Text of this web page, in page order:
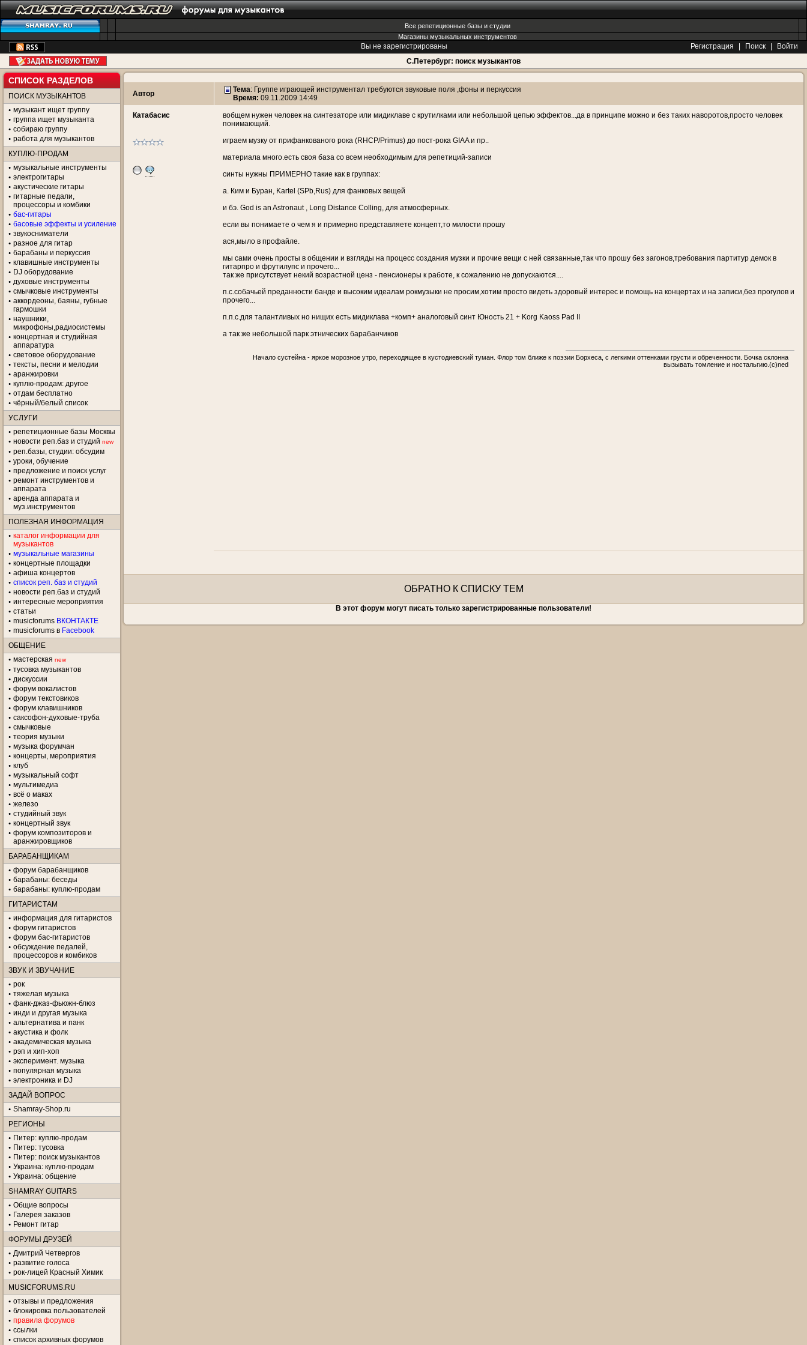
Все репетиционные базы и студии
Магазины музыкальных инструментов
Вы не зарегистрированы Регистрация Поиск
Войти
С.Петербург: поиск музыкантов
СПИСОК РАЗДЕЛОВ
ПОИСК МУЗЫКАНТОВ
музыкант ищет группу
группа ищет музыканта
собираю группу
работа для музыкантов
КУПЛЮ-ПРОДАМ
музыкальные инструменты
электрогитары
акустические гитары
гитарные педали,
процессоры и комбики
бас-гитары
басовые эффекты и усиление
звукосниматели
разное для гитар
барабаны и перкуссия
клавишные инструменты
DJ оборудование
духовые инструменты
смычковые инструменты
аккордеоны, баяны, губные
гармошки
наушники,
микрофоны,радиосистемы
концертная и студийная
аппаратура
световое оборудование
тексты, песни и мелодии
аранжировки
куплю-продам: другое
отдам бесплатно
чёрный/белый список
УСЛУГИ
репетиционные базы Москвы
новости реп.баз и студий new
реп.базы, студии: обсудим
уроки, обучение
предложение и поиск услуг
ремонт инструментов и
аппарата
аренда аппарата и
муз.инструментов
ПОЛЕЗНАЯ ИНФОРМАЦИЯ
каталог информации для
музыкантов
музыкальные магазины
концертные площадки
aфиша концертов
список реп. баз и студий
новости реп.баз и студий
интересные мероприятия
статьи
musicforums ВКОНТАКТЕ
musicforums в Facebook
ОБЩЕНИЕ
мастерская new
тусовка музыкантов
дискуссии
форум вокалистов
форум текстовиков
форум клавишников
саксофон-духовые-труба
смычковые
теория музыки
музыка форумчан
концерты, мероприятия
клуб
музыкальный софт
мультимедиа
всё о маках
железо
студийный звук
концертный звук
форум композиторов и
аранжировщиков
БАРАБАНЩИКАМ
форум барабанщиков
барабаны: беседы
барабаны: куплю-продам
ГИТАРИСТАМ
информация для гитаристов
форум гитаристов
форум бас-гитаристов
обсуждение педалей,
процессоров и комбиков
ЗВУК И ЗВУЧАНИЕ
рок
тяжелая музыка
фанк-джаз-фьюжн-блюз
инди и другая музыка
альтернатива и панк
акустика и фолк
академическая музыка
рэп и хип-хоп
эксперимент. музыка
популярная музыка
электроника и DJ
ЗАДАЙ ВОПРОС
Shamray-Shop.ru
РЕГИОНЫ
Питер: куплю-продам
Питер: тусовка
Питер: поиск музыкантов
Украина: куплю-продам
Украина: общение
SHAMRAY GUITARS
Общие вопросы
Галерея заказов
Ремонт гитар
ФОРУМЫ ДРУЗЕЙ
Дмитрий Четвергов
развитие голоса
рок-лицей Красный Химик
MUSICFORUMS.RU
отзывы и предложения
блокировка пользователей
правила форумов
ссылки
список архивных форумов
Автор Тема: Группе играющей инструментал требуются звуковые поля ,фоны и перкуссия
Время: 09.11.2009 14:49
Катабасис
вобщем нужен человек на синтезаторе или мидиклаве с крутилками или небольшой цепью эффектов...да в принципе можно и без таких наворотов,просто человек
понимающий.
играем музку от прифанкованого рока (RHCP/Primus) до пост-рока GIAA и пр..
материала много.есть своя база со всем необходимым для репетиций-записи
синты нужны ПРИМЕРНО такие как в группах:
а. Ким и Буран, Kartel (SPb,Rus) для фанковых вещей
и бэ. God is an Astronaut , Long Distance Colling, для атмосферных.
если вы понимаете о чем я и примерно представляете концепт,то милости прошу
ася,мыло в профайле.
мы сами очень просты в общении и взгляды на процесс создания музки и прочие вещи с ней связанные,так что прошу без загонов,требования партитур демок в
гитарпро и фрутилупс и прочего...
так же присутствует некий возрастной ценз - пенсионеры к работе, к сожалению не допускаются....
п.с.собачьей преданности банде и высоким идеалам рокмузыки не просим,хотим просто видеть здоровый интерес и помощь на концертах и на записи,без прогулов и
прочего...
п.п.с.для талантливых но нищих есть мидиклава +комп+ аналоговый синт Юность 21 + Korg Kaoss Pad II
а так же небольшой парк этнических барабанчиков
Начало сустейна - яркое морозное утро, переходящее в кустодиевский туман. Флор том ближе к поэзии Борхеса, с легкими оттенками грусти и обреченности. Бочка склонна
вызывать томление и ностальгию.(c)ned
ОБРАТНО К СПИСКУ ТЕМ
В этот форум могут писать только зарегистрированные пользователи!